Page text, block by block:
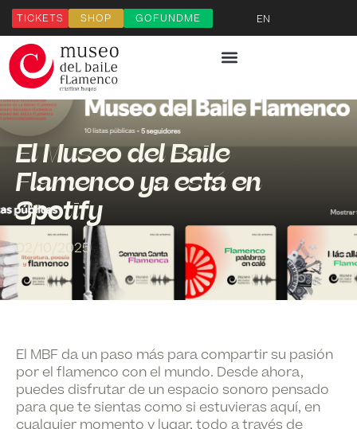
TICKETS SHOP GOFUNDME EN
El Museo del Baile
Flamenco ya está en
Spotify
02/10/2025
El MBF da un paso más para compartir su pasión
por el flamenco con el mundo. Desde ahora,
puedes disfrutar de un espacio sonoro pensado
para que te sientas como si estuvieras aquí, en
cualquier momento y lugar, todo a través de